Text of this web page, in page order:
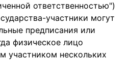
ответственностью")
участники могут
предписания или
физическое лицо
участником нескольких